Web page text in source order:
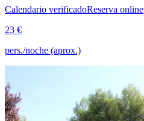
Calendario verificadoReserva online
23 €
pers./noche (aprox.)